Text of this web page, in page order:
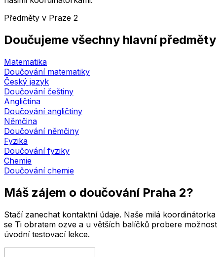
Předměty v Praze 2
Doučujeme všechny hlavní předměty
Matematika
Doučování matematiky
Český jazyk
Doučování češtiny
Angličtina
Doučování angličtiny
Němčina
Doučování němčiny
Fyzika
Doučování fyziky
Chemie
Doučování chemie
Máš zájem o doučování Praha 2?
Stačí zanechat kontaktní údaje. Naše milá koordinátorka
se Ti obratem ozve a u větších balíčků probere možnost
úvodní testovací lekce.